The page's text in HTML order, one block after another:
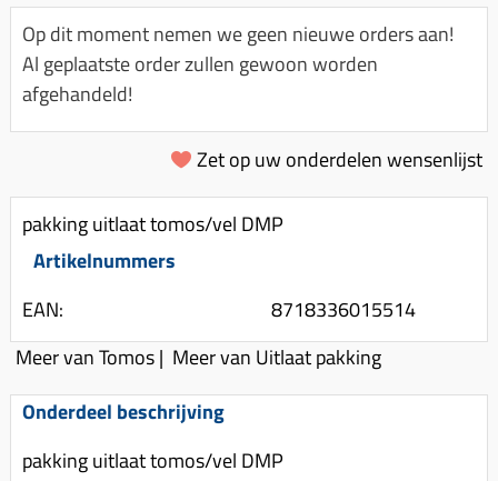
Spanningsregelaar
Toerenbegrenzer
Remlichtschakelaar
Luchtfilter (delen)
Luchtfilter deksel
Motor blokken
Membraan (delen)
Pakking (sets)
Vlotterbak pakking
Powerfilter
Schakel (delen)
Spruitstuk (delen)
Uitlaten compleet
Km teller kabel
Kickstart deksel
Kickstart ronsel
Schokbrekers
Spiegels
Stuur (delen)
Remblokken
Rem (delen)
Kinderzitje (scooter)
Olie-onderhoudsmiddelen
Oppakbeugel
Scooterhoezen
Scooter Kleding
Stickers
Stuurslot
Regenkleding
Op dit moment nemen we geen nieuwe orders aan!
Al geplaatste order zullen gewoon worden
afgehandeld!
Zet op uw onderdelen wensenlijst
pakking uitlaat tomos/vel DMP
Artikelnummers
EAN:
8718336015514
Meer van Tomos| Meer van Uitlaat pakking
Onderdeel beschrijving
pakking uitlaat tomos/vel DMP